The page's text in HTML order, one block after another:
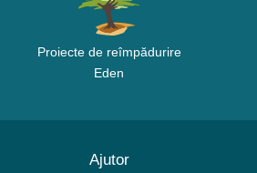
Proiecte de reîmpădurire
Eden
Ajutor